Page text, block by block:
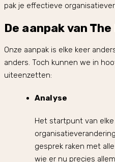
pak je effectieve
De aanpak van
Onze aanpak is elke keer
anders. Toch kunnen we in
uiteenzetten:
Analyse
Het startpunt van
gesprek raken met
wie er nu precies